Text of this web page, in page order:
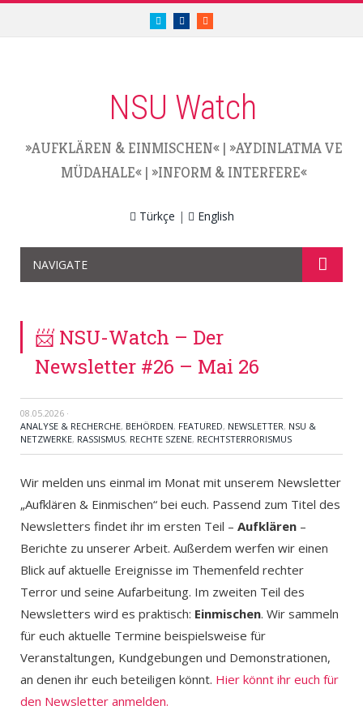
twitter.com/nsuwatch
facebook.com/nsuwatch
RSS
NSU Watch
»AUFKLÄREN & EINMISCHEN« | »AYDINLATMA VE
MÜDAHALE« | »INFORM & INTERFERE«
Türkçe | English
NAVIGATE
📨 NSU-Watch – Der
Newsletter #26 – Mai 26
08.05.2026 ·
ANALYSE & RECHERCHE, BEHÖRDEN, FEATURED, NEWSLETTER, NSU &
NETZWERKE, RASSISMUS, RECHTE SZENE, RECHTSTERRORISMUS
Wir melden uns einmal im Monat mit unserem Newsletter
„Aufklären & Einmischen“ bei euch. Passend zum Titel des
Newsletters findet ihr im ersten Teil – Aufklären –
Berichte zu unserer Arbeit. Außerdem werfen wir einen
Blick auf aktuelle Ereignisse im Themenfeld rechter
Terror und seine Aufarbeitung. Im zweiten Teil des
Newsletters wird es praktisch: Einmischen. Wir sammeln
für euch aktuelle Termine beispielsweise für
Veranstaltungen, Kundgebungen und Demonstrationen,
an denen ihr euch beteiligen könnt. Hier könnt ihr euch für
den Newsletter anmelden.